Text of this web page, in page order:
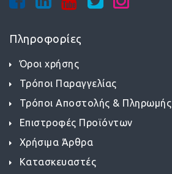
Πληροφορίες
Όροι χρήσης
Τρόποι Παραγγελίας
Τρόποι Αποστολής & Πληρωμής
Επιστροφές Προϊόντων
Χρήσιμα Άρθρα
Κατασκευαστές